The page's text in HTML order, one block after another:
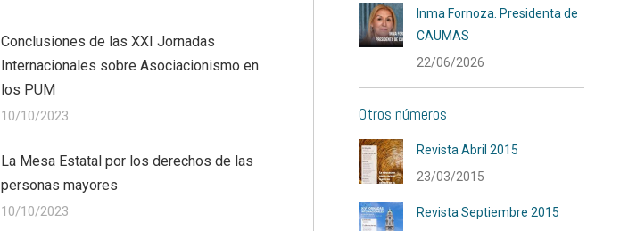
Conclusiones de las XXI Jornadas
Internacionales sobre Asociacionismo en
los PUM
10/10/2023
La Mesa Estatal por los derechos de las
personas mayores
10/10/2023
Inma Fornoza. Presidenta de
CAUMAS
22/06/2026
Otros números
Revista Abril 2015
23/03/2015
Revista Septiembre 2015